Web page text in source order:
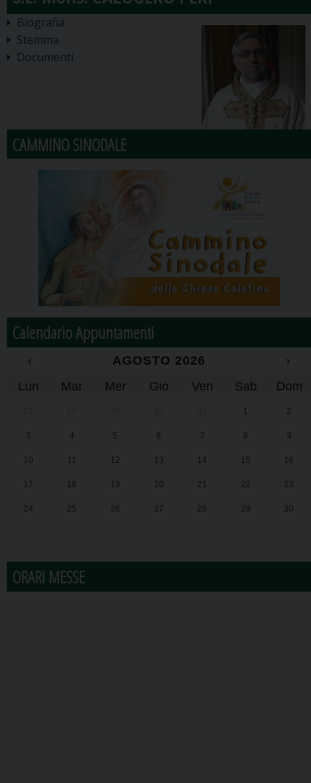
Biografia
Stemma
Documenti
CAMMINO SINODALE
Calendario Appuntamenti
‹ AGOSTO 2026
›
Lun
Mar Mer Gio Ven Sab Dom
1 2
3 4 5 6 7 8 9
10 11 12 13 14 15 16
17 18 19 20 21 22 23
24 25 26 27 28 29 30
ORARI MESSE